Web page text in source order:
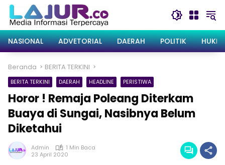
Langsung
konten
NASIONAL
ADVETORIAL DAERAH POLITIK
Beranda BERITA TERKINI
BERITA TERKINI DAERAH HEADLINE PERISTIWA
Horor ! Remaja Poleang Diterkam
Buaya di Sungai, Nasibnya Belum
Diketahui
Admin
1 Min Baca
23 April 2020